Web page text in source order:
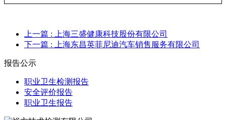
上一篇 : 上海三盛健康科技股份有限公司
下一篇 : 上海东昌英菲尼迪汽车销售服务有限公司
报告公示
职业卫生检测报告
安全评价报告
职业卫生报告